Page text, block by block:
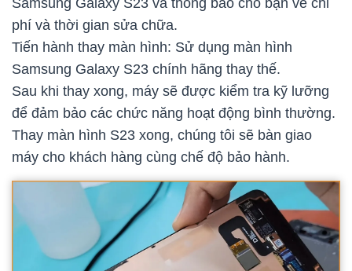
Samsung Galaxy S23 và thông báo cho bạn về chi
phí và thời gian sửa chữa.
Tiến hành thay màn hình: Sử dụng màn hình
Samsung Galaxy S23 chính hãng thay thế.
Sau khi thay xong, máy sẽ được kiểm tra kỹ lưỡng
để đảm bảo các chức năng hoạt động bình thường.
Thay màn hình S23 xong, chúng tôi sẽ bàn giao
máy cho khách hàng cùng chế độ bảo hành.